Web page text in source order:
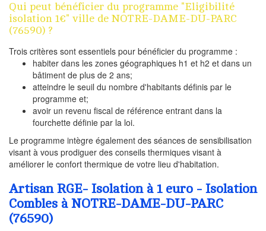
Qui peut bénéficier du programme "Eligibilité
isolation 1€" ville de NOTRE-DAME-DU-PARC
(76590) ?
Trois critères sont essentiels pour bénéficier du programme :
habiter dans les zones géographiques h1 et h2 et dans un
bâtiment de plus de 2 ans;
atteindre le seuil du nombre d'habitants définis par le
programme et;
avoir un revenu fiscal de référence entrant dans la
fourchette définie par la loi.
Le programme intègre également des séances de sensibilisation
visant à vous prodiguer des conseils thermiques visant à
améliorer le confort thermique de votre lieu d'habitation.
Artisan RGE- Isolation à 1 euro - Isolation
Combles à NOTRE-DAME-DU-PARC
(76590)